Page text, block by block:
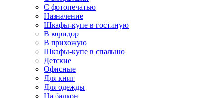
С фотопечатью
Назначение
Шкафы-купе в гостиную
В коридор
В прихожую
Шкафы-купе в спальню
Детские
Офисные
Для книг
Для одежды
На балкон